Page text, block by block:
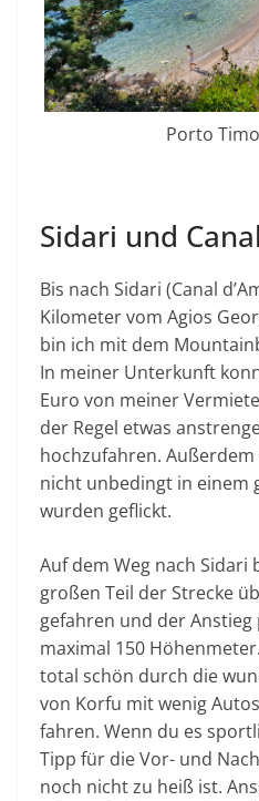
Porto
Sidari und
Bis nach Sidari (Canal
Kilometer vom Agios
bin ich mit dem
In meiner Unterkunft
Euro von meiner
der Regel etwas
hochzufahren.
nicht unbedingt in einem
wurden geflickt.
Auf dem Weg nach Sidari
großen Teil der Strecke
gefahren und der
maximal 150
total schön durch die
von Korfu mit wenig
fahren. Wenn du es
Tipp für die Vor- und
noch nicht zu heiß ist.